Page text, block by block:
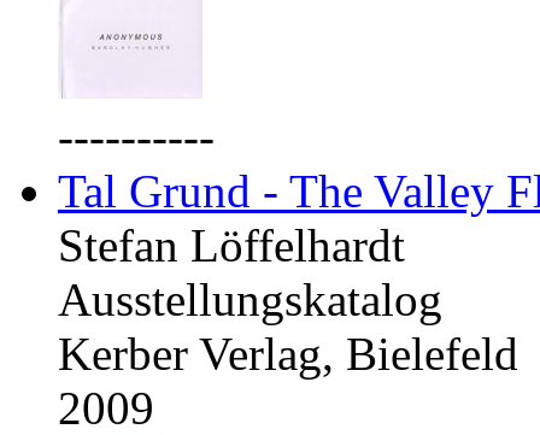
----------
Tal Grund - The Valley
Stefan Löffelhardt
Ausstellungskatalog
Kerber Verlag, Bielefeld
2009